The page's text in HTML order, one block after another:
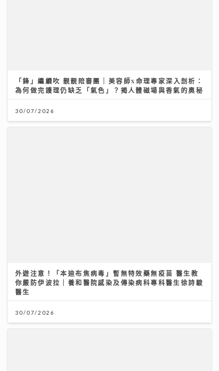
「鋒」繼續吹 靚靚陪審團 | 美容師x命理專家深入剖析：
為何做完護理仍缺乏「氣色」？揭人體磁場與香氣的奧秘
30/07/2026
外遊注意！「本迪布焦病毒」暫無特效藥無疫苗 醫生教
你嚴防伊波拉｜養和醫院感染及傳染病科專科醫生徐詩駿
醫生
30/07/2026